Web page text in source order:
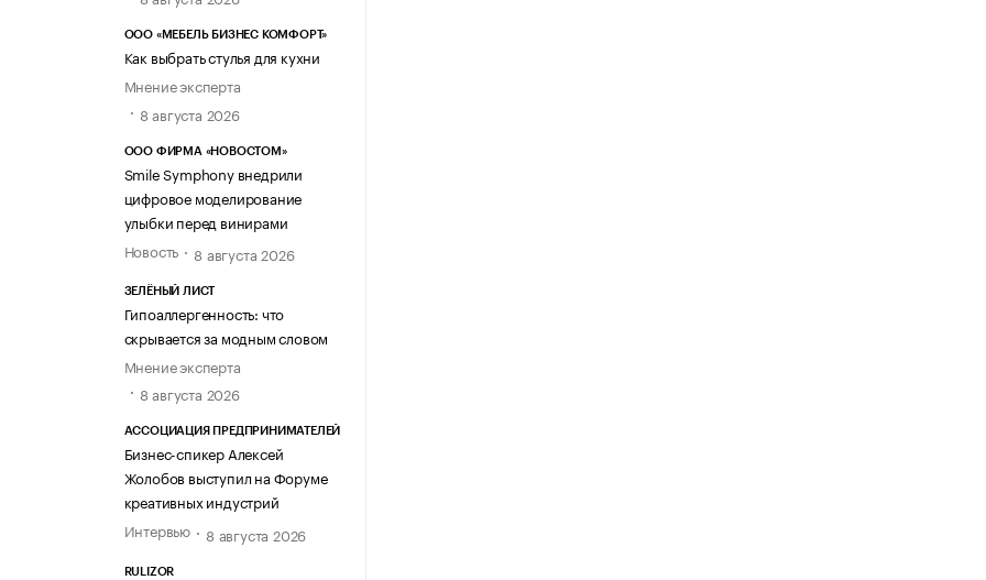
ООО «МЕБЕЛЬ БИЗНЕС КОМФОРТ»
Как выбрать стулья для кухни
Мнение эксперта
8 августа 2026
ООО ФИРМА «НОВОСТОМ»
Smile Symphony внедрили
цифровое моделирование
улыбки перед винирами
Новость
8 августа 2026
ЗЕЛЁНЫЙ ЛИСТ
Гипоаллергенность: что
скрывается за модным словом
Мнение эксперта
8 августа 2026
АССОЦИАЦИЯ ПРЕДПРИНИМАТЕЛЕЙ
Бизнес-спикер Алексей
Жолобов выступил на Форуме
креативных индустрий
Интервью
8 августа 2026
RULIZOR